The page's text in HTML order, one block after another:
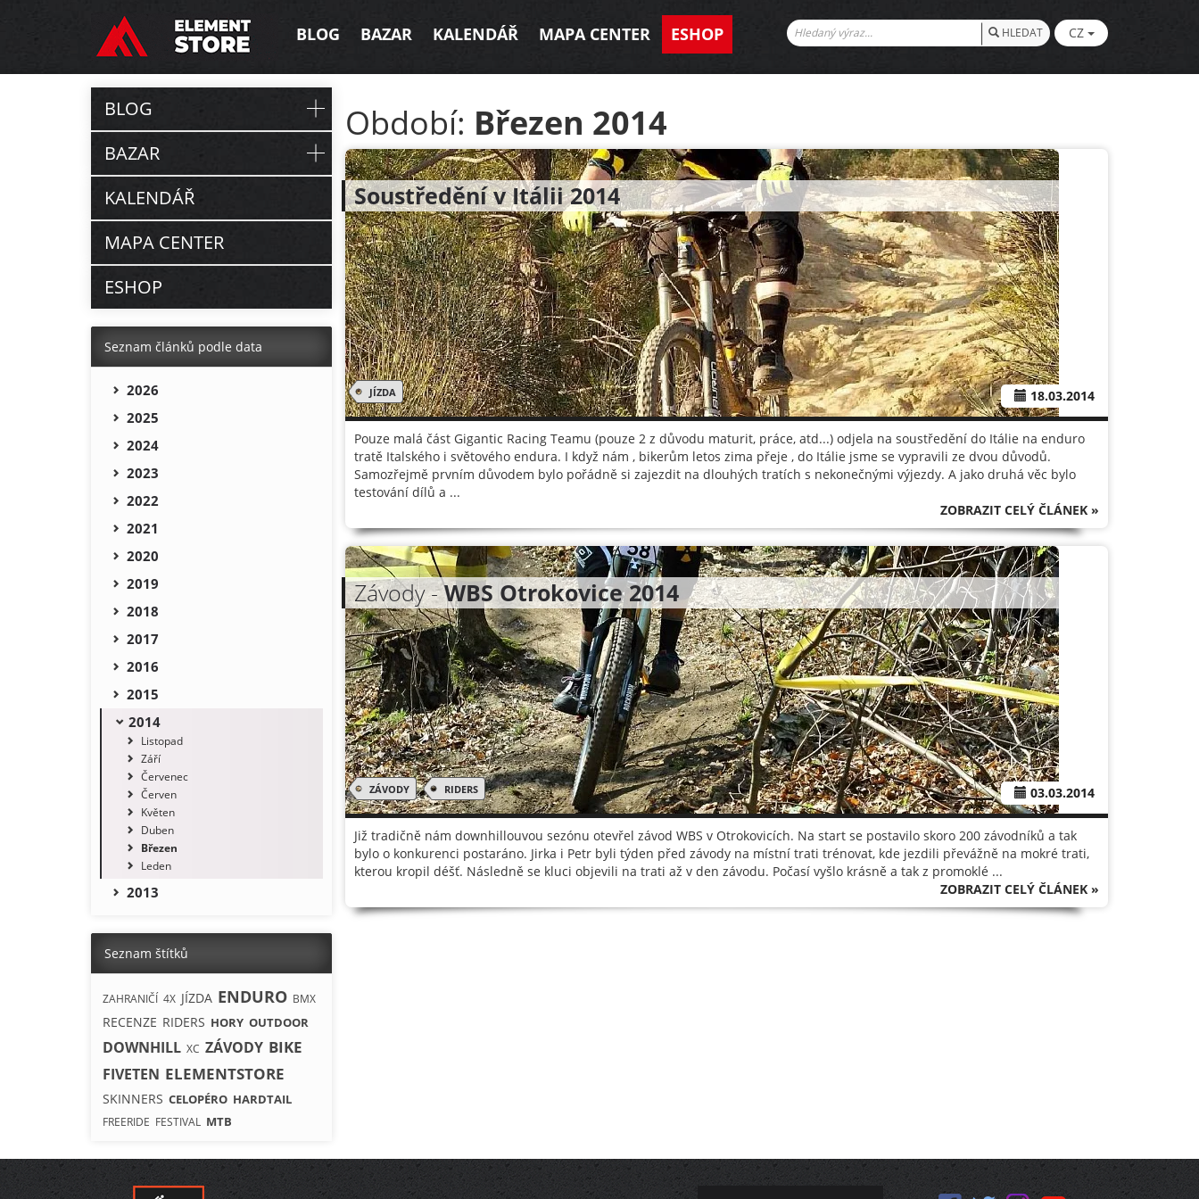
BLOG BAZAR KALENDÁŘ MAPA CENTER ESHOP HLEDAT CZ
Období: Březen 2014
Soustředění v Itálii 2014
JÍZDA 18.03.2014
Pouze malá část Gigantic Racing Teamu (pouze 2 z důvodu maturit, práce, atd...) odjela na soustředění do Itálie na enduro
tratě Italského i světového endura. I když nám , bikerům letos zima přeje , do Itálie jsme se vypravili ze dvou důvodů.
Samozřejmě prvním důvodem bylo pořádně si zajezdit na dlouhých tratích s nekonečnými výjezdy. A jako druhá věc bylo
testování dílů a ...
ZOBRAZIT CELÝ ČLÁNEK »
Závody -WBS Otrokovice 2014
ZÁVODY RIDERS 03.03.2014
Již tradičně nám downhillouvou sezónu otevřel závod WBS v Otrokovicích. Na start se postavilo skoro 200 závodníků a tak
bylo o konkurenci postaráno. Jirka i Petr byli týden před závody na místní trati trénovat, kde jezdili převážně na mokré trati,
kterou kropil déšť. Následně se kluci objevili na trati až v den závodu. Počasí vyšlo krásně a tak z promoklé ...
ZOBRAZIT CELÝ ČLÁNEK »
BLOG
BAZAR
KALENDÁŘ
MAPA CENTER
ESHOP
Seznam článků podle data
2026
2025
2024
2023
2022
2021
2020
2019
2018
2017
2016
2015
2014
Listopad
Září
Červenec
Červen
Květen
Duben
Březen
Leden
2013
Seznam štítků
ZAHRANIČÍ 4X JÍZDA ENDURO BMX
RECENZE RIDERS HORY OUTDOOR
DOWNHILL XC ZÁVODY BIKE
FIVETEN ELEMENTSTORE
SKINNERS CELOPÉRO HARDTAIL
FREERIDE FESTIVAL MTB